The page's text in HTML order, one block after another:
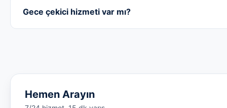
Gece çekici hizmeti var mı?
Hemen Arayın